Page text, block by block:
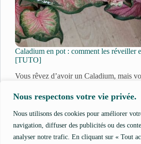
Nous respectons votre vie privée.
Nous utilisons des cookies pour améliorer
navigation, diffuser des publicités ou des
analyser notre trafic. En cliquant sur « Tout
Caladium en pot : comment les réveiller
[TUTO]
Vous rêvez d’avoir un Caladium, mais
trouvez pas la variété qui vous…
16 mai 2025
Caladium